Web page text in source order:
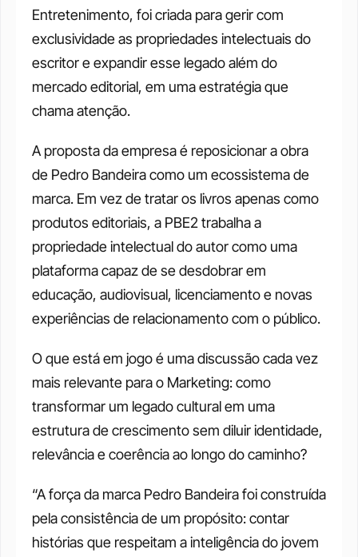
Entretenimento, foi criada para gerir com
exclusividade as propriedades intelectuais do
escritor e expandir esse legado além do
mercado editorial, em uma estratégia que
chama atenção.
A proposta da empresa é reposicionar a obra
de Pedro Bandeira como um ecossistema de
marca. Em vez de tratar os livros apenas como
produtos editoriais, a PBE2 trabalha a
propriedade intelectual do autor como uma
plataforma capaz de se desdobrar em
educação, audiovisual, licenciamento e novas
experiências de relacionamento com o público.
O que está em jogo é uma discussão cada vez
mais relevante para o Marketing: como
transformar um legado cultural em uma
estrutura de crescimento sem diluir identidade,
relevância e coerência ao longo do caminho?
“A força da marca Pedro Bandeira foi construída
pela consistência de um propósito: contar
histórias que respeitam a inteligência do jovem